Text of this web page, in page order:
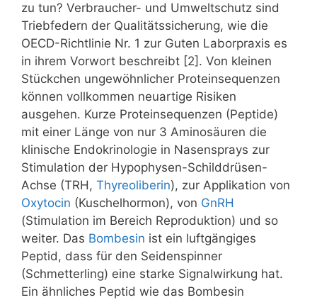
zu tun? Verbraucher- und Umweltschutz sind
Triebfedern der Qualitätssicherung, wie die
OECD-Richtlinie Nr. 1 zur Guten Laborpraxis es
in ihrem Vorwort beschreibt [2]. Von kleinen
Stückchen ungewöhnlicher Proteinsequenzen
können vollkommen neuartige Risiken
ausgehen. Kurze Proteinsequenzen (Peptide)
mit einer Länge von nur 3 Aminosäuren die
klinische Endokrinologie in Nasensprays zur
Stimulation der Hypophysen-Schilddrüsen-
Achse (TRH, Thyreoliberin), zur Applikation von
Oxytocin (Kuschelhormon), von GnRH
(Stimulation im Bereich Reproduktion) und so
weiter. Das Bombesin ist ein luftgängiges
Peptid, dass für den Seidenspinner
(Schmetterling) eine starke Signalwirkung hat.
Ein ähnliches Peptid wie das Bombesin